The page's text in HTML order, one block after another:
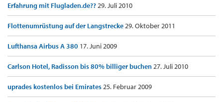
Erfahrung mit Flugladen.de??29. Juli 2010
Flottenumrüstung auf der Langstrecke29. Oktober 2011
Lufthansa Airbus A 380 17. Juni 2009
Carlson Hotel, Radisson bis 80% billiger buchen27. Juli 2010
uprades kostenlos bei Emirates25. Februar 2009